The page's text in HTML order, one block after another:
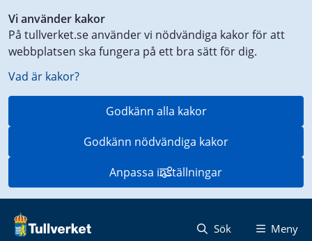
Vi använder kakor
På tullverket.se använder vi nödvändiga kakor för att
webbplatsen ska fungera på ett bra sätt för dig.
Vad är kakor?
Godkänn alla kakor
Godkänn nödvändiga kakor
Anpassa inställningar
till
innehåll
på
aktuell
Sök Meny